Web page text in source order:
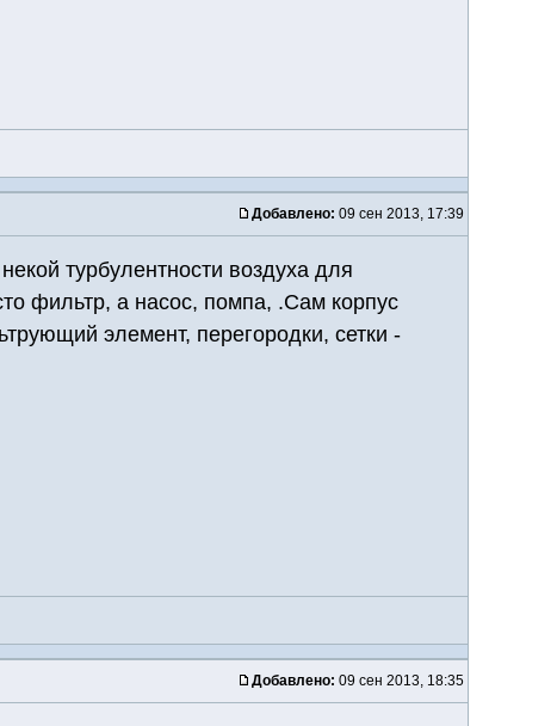
Добавлено: 09 сен 2013, 17:39
турбулентности воздуха для
фильтр, а насос, помпа, .Сам корпус
элемент, перегородки, сетки -
Добавлено: 09 сен 2013, 18:35